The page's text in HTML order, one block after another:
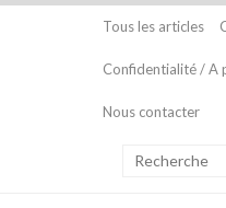
Tous les articles
Confidentialité / A
Nous contacter